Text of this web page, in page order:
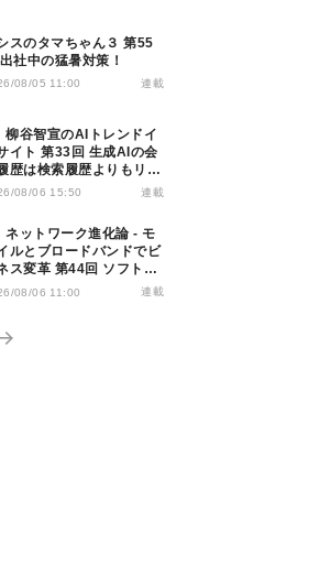
スのタマちゃん３ 第55
社中の猛暑対策！
08/05 11:00 連載
柳谷智宣のAIトレンドイ
イト 第33回 生成AIの会
歴は検索履歴よりもリス
？今のうちに情報漏洩対
08/06 15:50 連載
ネットワーク進化論 - モ
ルとブロードバンドでビ
ス変革 第44回 ソフトバ
が「HAPS」のプレ商用
08/06 11:00 連載